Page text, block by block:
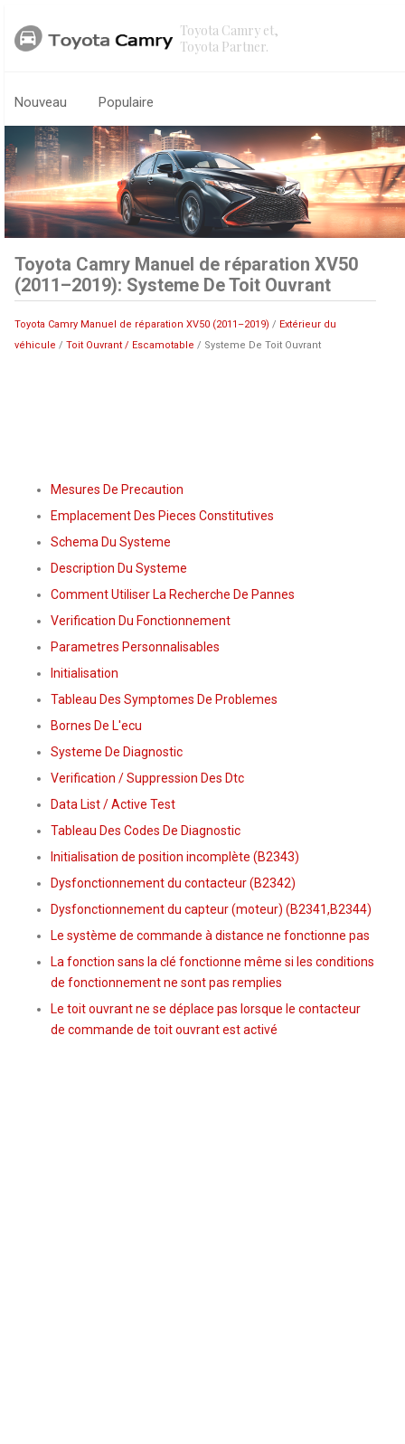
Toyota Camry et,
Toyota Partner.
Nouveau Populaire
Toyota Camry Manuel de réparation XV50
(2011–2019): Systeme De Toit Ouvrant
Toyota Camry Manuel de réparation XV50 (2011–2019) / Extérieur du
véhicule /Toit Ouvrant / Escamotable / Systeme De Toit Ouvrant
Mesures De Precaution
Emplacement Des Pieces Constitutives
Schema Du Systeme
Description Du Systeme
Comment Utiliser La Recherche De Pannes
Verification Du Fonctionnement
Parametres Personnalisables
Initialisation
Tableau Des Symptomes De Problemes
Bornes De L'ecu
Systeme De Diagnostic
Verification / Suppression Des Dtc
Data List / Active Test
Tableau Des Codes De Diagnostic
Initialisation de position incomplète (B2343)
Dysfonctionnement du contacteur (B2342)
Dysfonctionnement du capteur (moteur) (B2341,B2344)
Le système de commande à distance ne fonctionne pas
La fonction sans la clé fonctionne même si les conditions
de fonctionnement ne sont pas remplies
Le toit ouvrant ne se déplace pas lorsque le contacteur
de commande de toit ouvrant est activé